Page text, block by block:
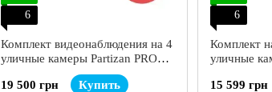
6
Комплект видеонаблюдения на 4
уличные камеры Partizan PRO
19 500 грн
Купить
6
Комплект
уличные
15 599 грн